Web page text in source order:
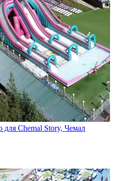
для Chemal Story, Чемал